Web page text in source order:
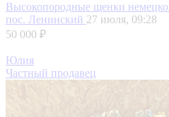
Высокопородные щенки
пос. Ленинский 27 июля, 09:28
50 000 ₽
Юлия
Частный продавец